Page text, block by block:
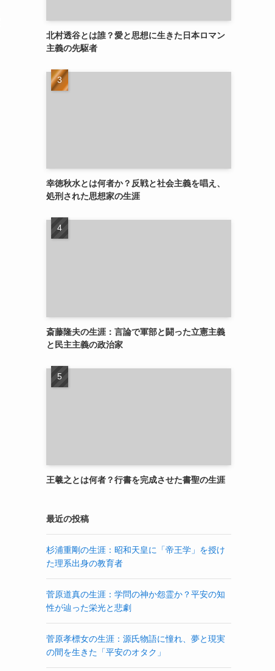
北村透谷とは誰？愛と思想に生きた日本ロマン
主義の先駆者
幸徳秋水とは何者か？反戦と社会主義を唱え、
処刑された思想家の生涯
斎藤隆夫の生涯：言論で軍部と闘った立憲主義
と民主主義の政治家
王羲之とは何者？行書を完成させた書聖の生涯
最近の投稿
杉浦重剛の生涯：昭和天皇に「帝王学」を授け
た理系出身の教育者
菅原道真の生涯：学問の神か怨霊か？平安の知
性が辿った栄光と悲劇
菅原孝標女の生涯：源氏物語に憧れ、夢と現実
の間を生きた「平安のオタク」